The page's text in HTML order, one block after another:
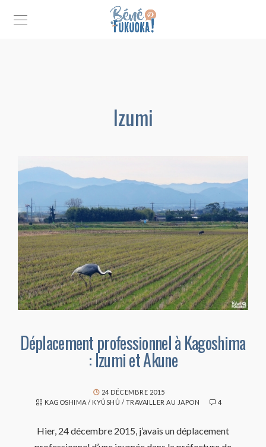
Izumi
Déplacement professionnel à Kagoshima
: Izumi et Akune
24 DÉCEMBRE 2015
KAGOSHIMA / KYÛSHÛ / TRAVAILLER AU JAPON 4
Hier, 24 décembre 2015, j’avais un déplacement